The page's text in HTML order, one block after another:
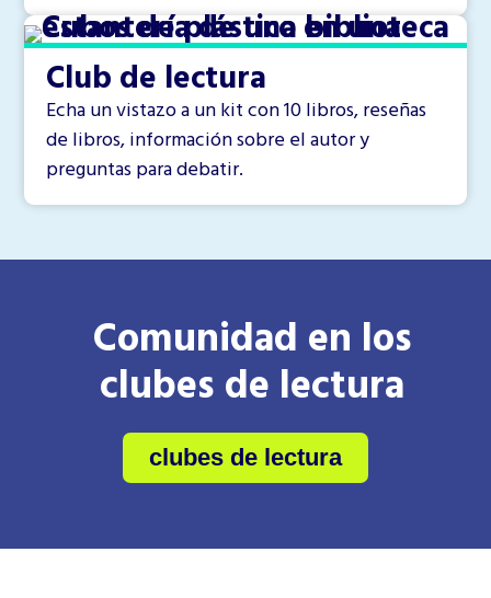
Club de lectura
Echa un vistazo a un kit con 10 libros, reseñas
de libros, información sobre el autor y
preguntas para debatir.
Comunidad en los
clubes de lectura
clubes de lectura